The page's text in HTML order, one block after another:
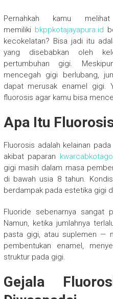
Pernahkah kamu
memiliki bkppkotajayapura.id
kecokelatan? Bisa jadi itu
yang disebabkan oleh
pertumbuhan gigi.
mencegah gigi berlubang,
dapat merusak enamel gigi.
fluorosis agar kamu bisa
Apa Itu
Fluorosis adalah kelainan
akibat paparan
gigi masih dalam masa
di bawah usia 8 tahun.
berdampak pada estetika gigi
Fluoride sebenarnya sangat
Namun, ketika jumlahnya
pasta gigi, atau suplemen —
pembentukan enamel,
struktur pada gigi.
Gejala